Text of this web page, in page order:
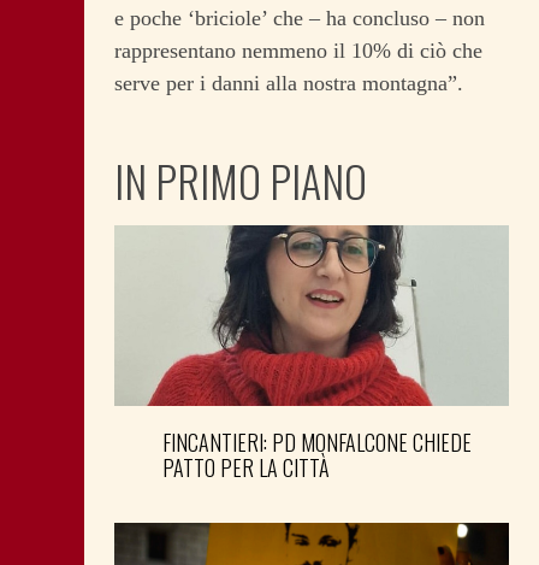
e poche ‘briciole’ che – ha concluso – non
rappresentano nemmeno il 10% di ciò che
serve per i danni alla nostra montagna”.
IN PRIMO PIANO
FINCANTIERI: PD MONFALCONE CHIEDE
PATTO PER LA CITTÀ